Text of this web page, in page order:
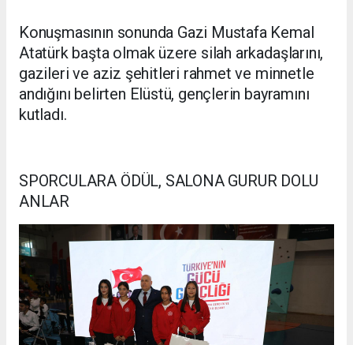
Konuşmasının sonunda Gazi Mustafa Kemal
Atatürk başta olmak üzere silah arkadaşlarını,
gazileri ve aziz şehitleri rahmet ve minnetle
andığını belirten Elüstü, gençlerin bayramını
kutladı.
SPORCULARA ÖDÜL, SALONA GURUR DOLU
ANLAR